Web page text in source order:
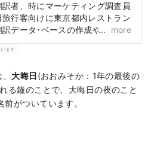
者、時にマーケティング調査員
行客向けに東京都内レストラン
訳データ･ベースの作成や、宿・
サイトの翻訳も手掛けてきまし
研究が趣味です。
more
ます
大晦日 (おおみそか：1年の最後の
る鐘のことで、大晦日の夜のこと
がついています。